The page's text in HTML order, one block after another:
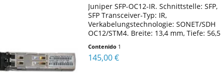
Juniper SFP-OC12-IR. Schnittstelle: SFP,
SFP Transceiver-Typ: IR,
Verkabelungstechnologie: SONET/SDH
OC12/STM4. Breite: 13,4 mm, Tiefe: 56,5
Contenido 1
145,00 €